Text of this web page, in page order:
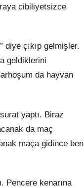
cibiliyetsizce
çıkıp gelmişler.
geldiklerini
da hayvan
yaptı. Biraz
da maç
maça gidince ben
Pencere kenarına